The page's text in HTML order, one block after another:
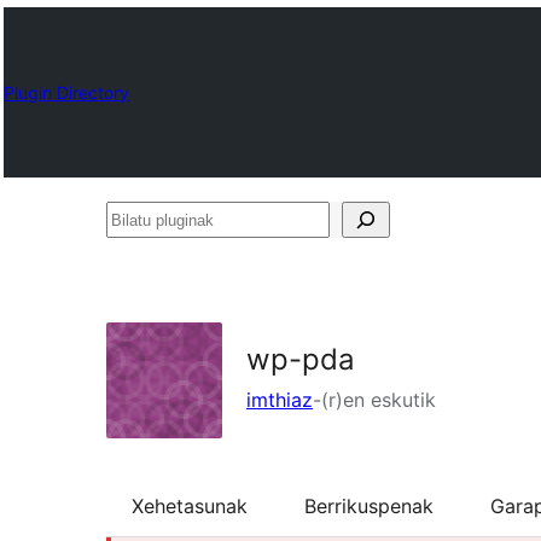
Plugin Directory
Bilatu
wp-pda
imthiaz-(r)en eskutik
Xehetasunak Berrikuspenak